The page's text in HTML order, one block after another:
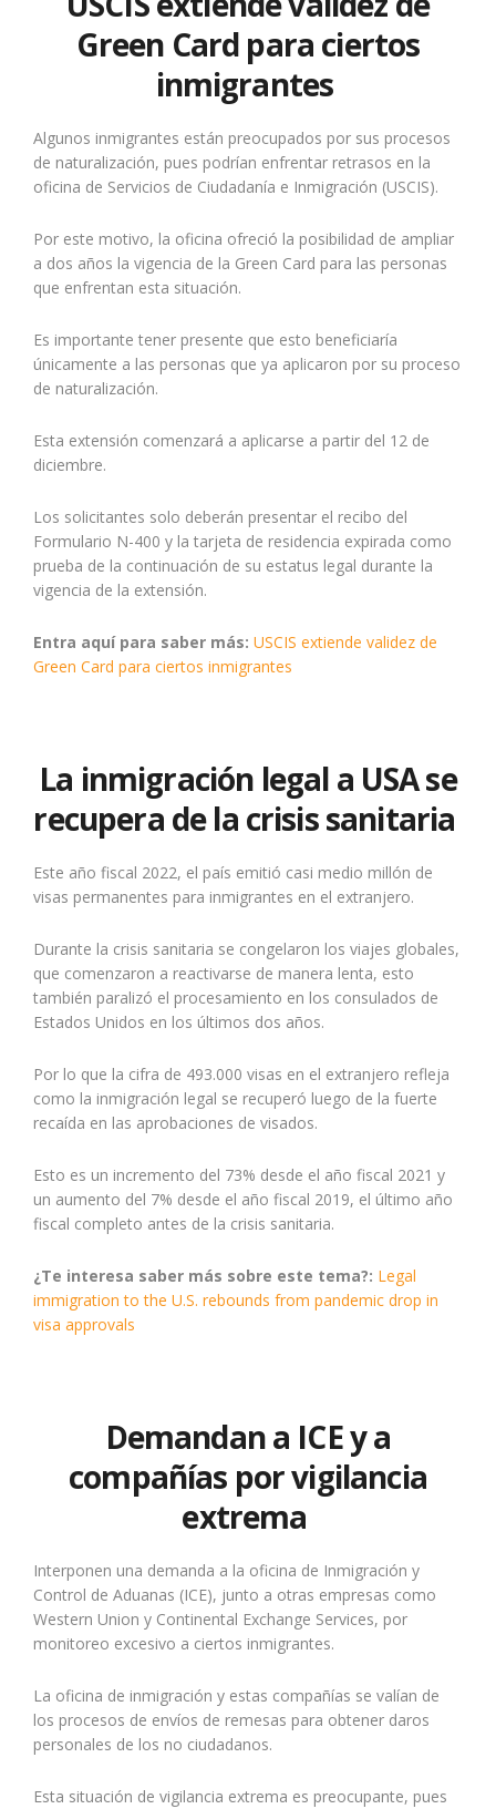
Green Card para ciertos
inmigrantes
Algunos inmigrantes están preocupados por sus procesos
de naturalización, pues podrían enfrentar retrasos en la
oficina de Servicios de Ciudadanía e Inmigración (USCIS).
Por este motivo, la oficina ofreció la posibilidad de ampliar
a dos años la vigencia de la Green Card para las personas
que enfrentan esta situación.
Es importante tener presente que esto beneficiaría
únicamente a las personas que ya aplicaron por su proceso
de naturalización.
Esta extensión comenzará a aplicarse a partir del 12 de
diciembre.
Los solicitantes solo deberán presentar el recibo del
Formulario N-400 y la tarjeta de residencia expirada como
prueba de la continuación de su estatus legal durante la
vigencia de la extensión.
Entra aquí para saber más: USCIS extiende validez de
Green Card para ciertos inmigrantes
La inmigración legal a USA se
recupera de la crisis sanitaria
Este año fiscal 2022, el país emitió casi medio millón de
visas permanentes para inmigrantes en el extranjero.
Durante la crisis sanitaria se congelaron los viajes globales,
que comenzaron a reactivarse de manera lenta, esto
también paralizó el procesamiento en los consulados de
Estados Unidos en los últimos dos años.
Por lo que la cifra de 493.000 visas en el extranjero refleja
como la inmigración legal se recuperó luego de la fuerte
recaída en las aprobaciones de visados.
Esto es un incremento del 73% desde el año fiscal 2021 y
un aumento del 7% desde el año fiscal 2019, el último año
fiscal completo antes de la crisis sanitaria.
¿Te interesa saber más sobre este tema?: Legal
immigration to the U.S. rebounds from pandemic drop in
visa approvals
Demandan a ICE y a
compañías por vigilancia
extrema
Interponen una demanda a la oficina de Inmigración y
Control de Aduanas (ICE), junto a otras empresas como
Western Union y Continental Exchange Services, por
monitoreo excesivo a ciertos inmigrantes.
La oficina de inmigración y estas compañías se valían de
los procesos de envíos de remesas para obtener daros
personales de los no ciudadanos.
Esta situación de vigilancia extrema es preocupante, pues